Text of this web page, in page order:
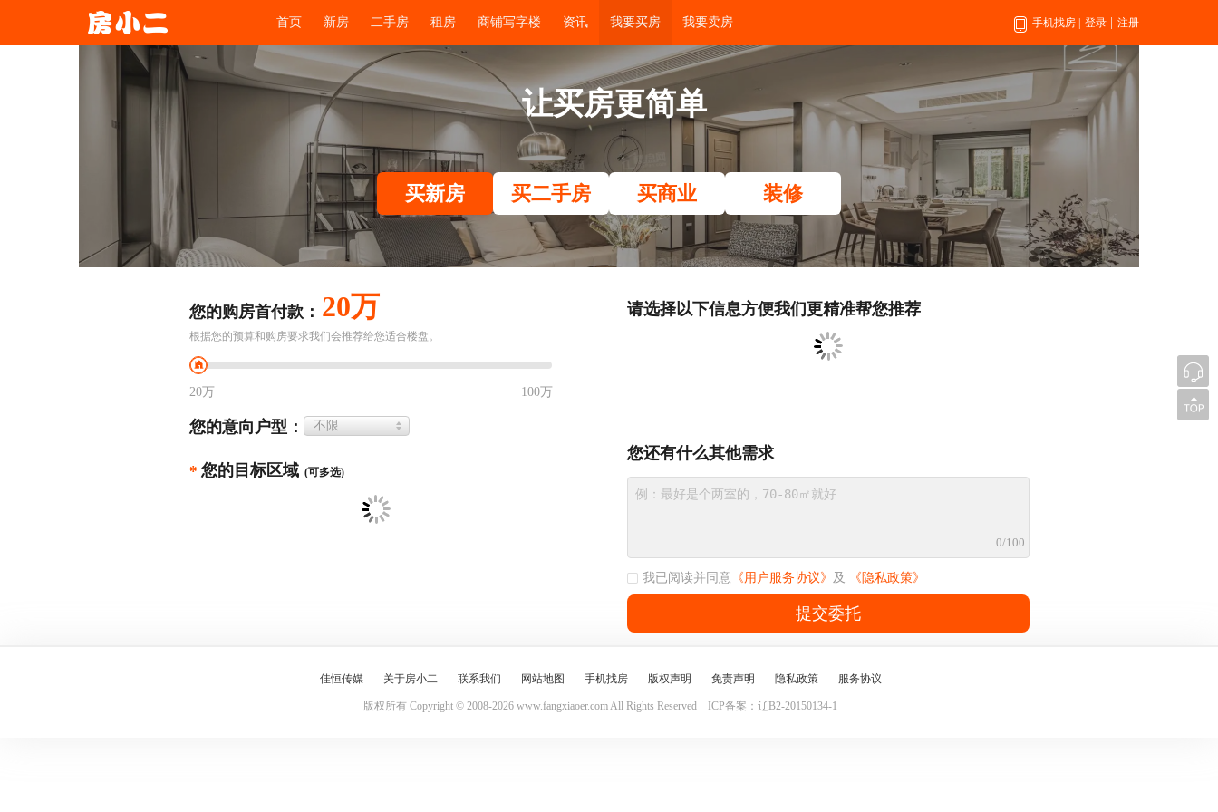
首页 新房 二手房 租房 商铺写字楼 资讯 我要买房 我要卖房 手机找房 登录 注册
让买房更简单
买新房 买二手房 买商业 装修
根据您的预算和购房要求我们会推荐给您适合楼盘。
您的购房首付款： 20万
20万 100万
您的意向户型： 不限
* 您的目标区域 (可多选)
请选择以下信息方便我们更精准帮您推荐
您还有什么其他需求
0/100
我已阅读并同意《用户服务协议》 及 《隐私政策》
提交委托
佳恒传媒 关于房小二 联系我们 网站地图 手机找房 版权声明 免责声明 隐私政策 服务协议
版权所有 Copyright © 2008-2026 www.fangxiaoer.com All Rights Reserved ICP备案：辽B2-20150134-1